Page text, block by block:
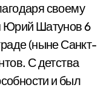
своему
Юрий Шатунов 6
(ныне Санкт-
С детства
и был